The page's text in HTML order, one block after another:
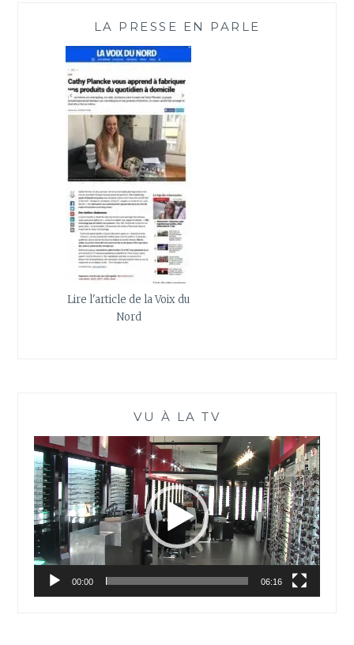
LA PRESSE EN PARLE
Lire l'article de la Voix du
Nord
VU À LA TV
Lecteur
vidéo
00:00 06:16